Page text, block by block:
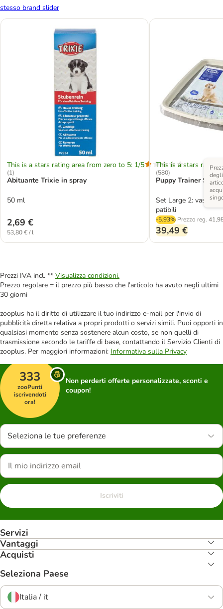
stesso brand slider
This is a stars rating area from zero to 5: 1/5
(1)
Abituante Trixie in spray
50 ml
2,69 €
53,80 € / l
This is a stars rating
(580)
Puppy Trainer
Set Large 2:
patibili
-5.93% Prezzo reg.
39,49 €
Prezzi IVA incl. ** Visualizza condizioni.
Prezzo regolare = il prezzo più basso che l'articolo ha avuto negli ultimi
30 giorni
zooplus ha il diritto di utilizzare il tuo indirizzo e-mail per l'invio di
pubblicità diretta relativa a propri prodotti o servizi simili. Puoi opporti in
qualsiasi momento senza sostenere alcun costo, se non quelli di
trasmissione secondo le tariffe di base, contattando il Servizio Clienti di
zooplus. Per maggiori informazioni: Informativa sulla Privacy
333
zooPunti
iscrivendoti
ora!
Non perderti offerte personalizzate, sconti e
coupon!
Seleziona le tue preferenze
Iscriviti
Servizi
Vantaggi
Acquisti
Seleziona Paese
Italia / it